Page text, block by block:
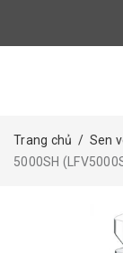
Trang chủ / Sen
5000SH